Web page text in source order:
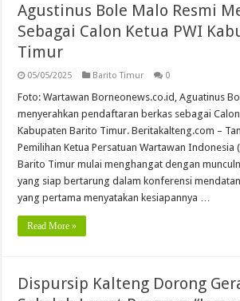
Agustinus Bole Malo Resmi
Sebagai Calon Ketua PWI
Timur
05/05/2025 Barito Timur 0
Foto: Wartawan Borneonews.co.id, Aguatinus
menyerahkan pendaftaran berkas sebagai Calon
Kabupaten Barito Timur. Beritakalteng.com –
Pemilihan Ketua Persatuan Wartawan Indonesia
Barito Timur mulai menghangat dengan
yang siap bertarung dalam konferensi
yang pertama menyatakan kesiapannya …
Read More »
Dispursip Kalteng Dorong